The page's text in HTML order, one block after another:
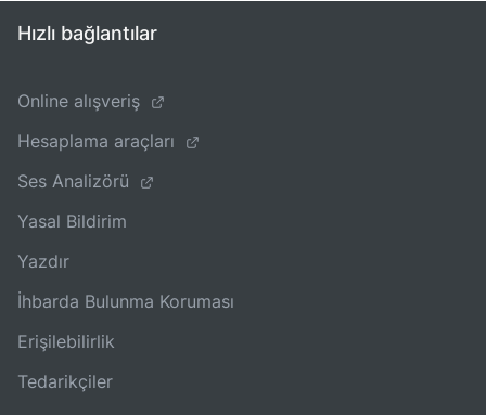
Hızlı bağlantılar
Online alışveriş
Hesaplama araçları
Ses Analizörü
Yasal Bildirim
Yazdır
İhbarda Bulunma Koruması
Erişilebilirlik
Tedarikçiler